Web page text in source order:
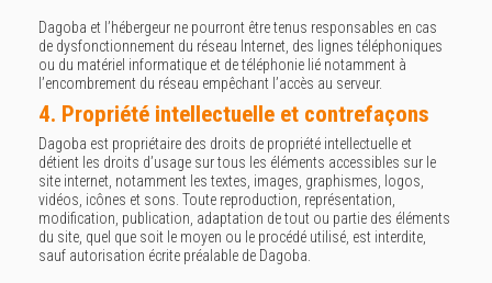
Dagoba et l’hébergeur ne pourront être tenus responsables en cas
de dysfonctionnement du réseau Internet, des lignes téléphoniques
ou du matériel informatique et de téléphonie lié notamment à
l’encombrement du réseau empêchant l’accès au serveur.
4. Propriété intellectuelle et contrefaçons
Dagoba est propriétaire des droits de propriété intellectuelle et
détient les droits d’usage sur tous les éléments accessibles sur le
site internet, notamment les textes, images, graphismes, logos,
vidéos, icônes et sons. Toute reproduction, représentation,
modification, publication, adaptation de tout ou partie des éléments
du site, quel que soit le moyen ou le procédé utilisé, est interdite,
sauf autorisation écrite préalable de Dagoba.